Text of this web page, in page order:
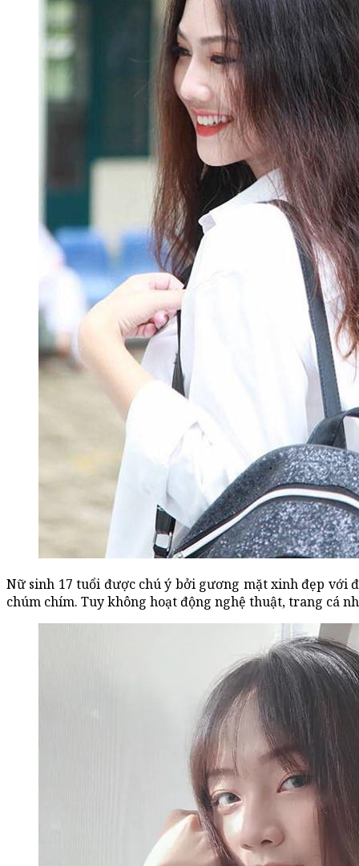
Nữ sinh 17 tuổi được chú ý bởi gương mặt xinh đẹp với
chúm chím. Tuy không hoạt động nghệ thuật, trang cá